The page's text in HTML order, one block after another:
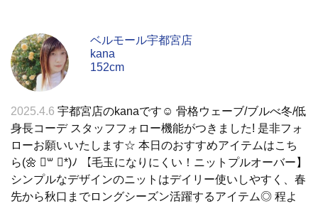
ベルモール宇都宮店
kana
152cm
2025.4.6 宇都宮店のkanaです☺︎ 骨格ウェーブ/ブルべ冬/低
身長コーデ スタッフフォロー機能がつきました! 是非フォ
ローお願いいたします☆ 本日のおすすめアイテムはこち
ら(🌼 ॑꒳ ॑*)ﾉ 【毛玉になりにくい！ニットプルオーバー】
シンプルなデザインのニットはデイリー使いしやすく、春
先から秋口までロングシーズン活躍するアイテム◎ 程よ